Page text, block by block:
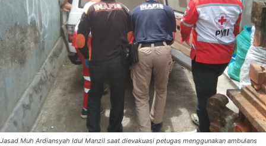
Jasad Muh Ardiansyah Idul Manzil saat dievakuasi petugas menggunakan ambulans